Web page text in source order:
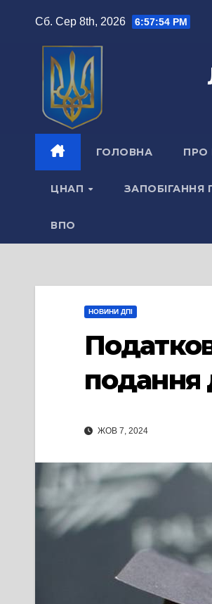
Сб. Сер 8th, 2026 6:57:55 PM
ГОЛОВНА ПРО
ЦНАП ЗАПОБІГАННЯ
ВПО
НОВИНИ ДПІ
подання
ЖОВ 7, 2024